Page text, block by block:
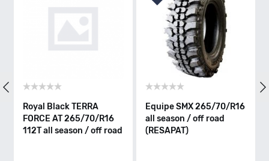
E
Royal Black TERRA
FORCE AT 265/70/R16
112T all season / off road
Equipe SMX 265/70/R16
all season / off road
(RESAPAT)